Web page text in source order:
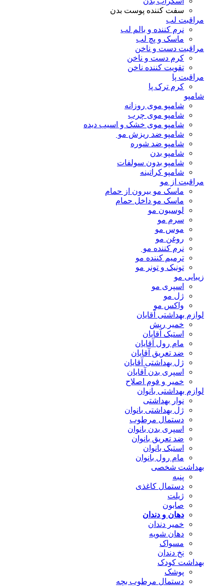
سفت کننده پوست بدن
مراقبت لب
نرم کننده و بالم لب
ماسک و پچ لب
مراقبت دست و ناخن
کرم دست و ناخن
تقویت کننده ناخن
مراقبت پا
کرم ترک پا
شامپو
شامپو موی روزانه
شامپو موی چرب
شامپو موی خشک و اسیب دیده
شامپو ضد ریزش مو
شامپو ضد شوره
شامپو بدن
شامپو بدون سولفات
شامپو کراتینه
مراقبت از مو
ماسک مو بیرون از حمام
ماسک مو داخل حمام
لوسیون مو
سرم مو
موس مو
روغن مو
نرم کننده مو
ترمیم کننده مو
تونیک و تونر مو
زیبایی مو
اسپری مو
ژل مو
واکس مو
لوازم بهداشتی آقایان
خمیر ریش
استیک آقایان
مام رول آقایان
ضد تعریق آقایان
ژل بهداشتی آقایان
اسپری بدن آقایان
خمیر و فوم اصلاح
لوازم بهداشتی بانوان
نوار بهداشتی
ژل بهداشتی بانوان
دستمال مرطوب
اسپری بدن بانوان
ضد تعریق بانوان
استیک بانوان
مام رول بانوان
بهداشت شخصی
پنبه
دستمال کاغذی
ژیلت
صابون
دهان و دندان
خمیر دندان
دهان شویه
مسواک
نخ دندان
بهداشت کودک
پوشک
دستمال مرطوب بچه